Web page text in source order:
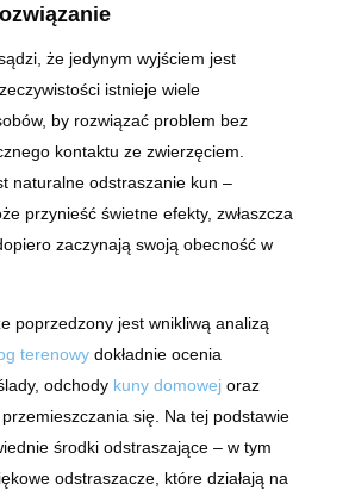
że jedynym wyjściem jest
istnieje wiele
by rozwiązać problem bez
kontaktu ze zwierzęciem.
naturalne odstraszanie kun –
przynieść świetne efekty, zwłaszcza
zaczynają swoją obecność w
poprzedzony jest wnikliwą analizą
terenowydokładnie ocenia
odchody kuny domowejoraz
się. Na tej podstawie
środki odstraszające – w tym
odstraszacze, które działają na